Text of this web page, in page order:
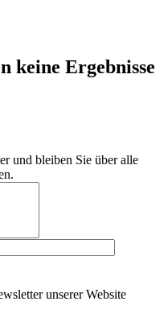
keine Ergebnisse
und bleiben Sie über alle
unserer Website